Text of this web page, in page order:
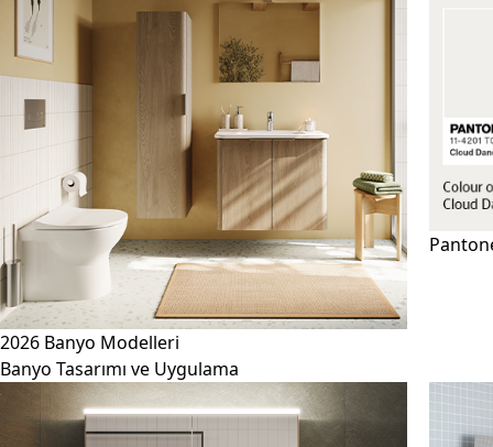
2026 Banyo Modelleri
Banyo Tasarımı ve Uygulama